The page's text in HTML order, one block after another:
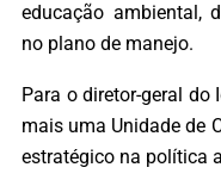
educação ambiental,
no plano de manejo.
Para o diretor-geral do
mais uma Unidade de
estratégico na política